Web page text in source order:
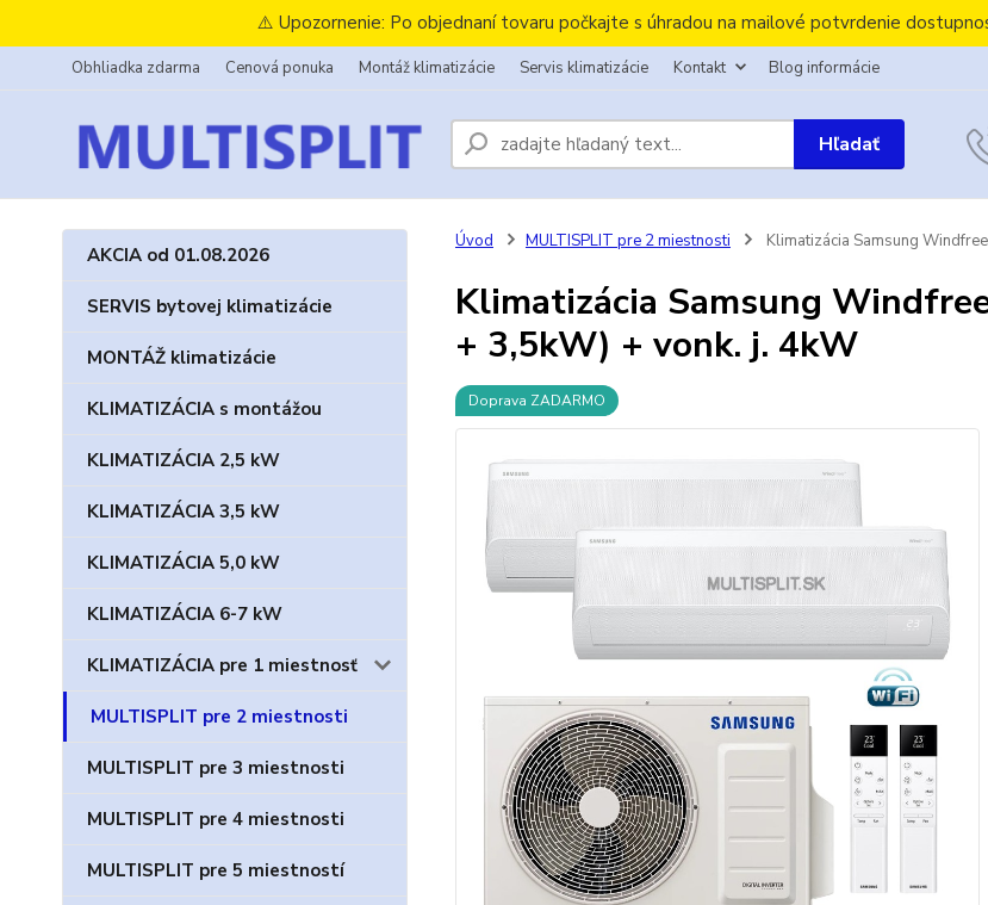
⚠️ Upozornenie: Po objednaní tovaru počkajte s úhradou na mailové potvrdenie
Obhliadka zdarma Cenová ponuka Montáž klimatizácie Servis klimatizácie Kontakt Blog informácie
Hľadať
AKCIA od 01.08.2026
SERVIS bytovej klimatizácie
MONTÁŽ klimatizácie
KLIMATIZÁCIA s montážou
KLIMATIZÁCIA 2,5 kW
KLIMATIZÁCIA 3,5 kW
KLIMATIZÁCIA 5,0 kW
KLIMATIZÁCIA 6-7 kW
KLIMATIZÁCIA pre 1 miestnosť
MULTISPLIT pre 2 miestnosti
MULTISPLIT pre 3 miestnosti
MULTISPLIT pre 4 miestnosti
MULTISPLIT pre 5 miestností
Úvod MULTISPLIT pre 2 miestnosti Klimatizácia Samsung
Klimatizácia Samsung
+ 3,5kW) + vonk. j. 4kW
Doprava ZADARMO